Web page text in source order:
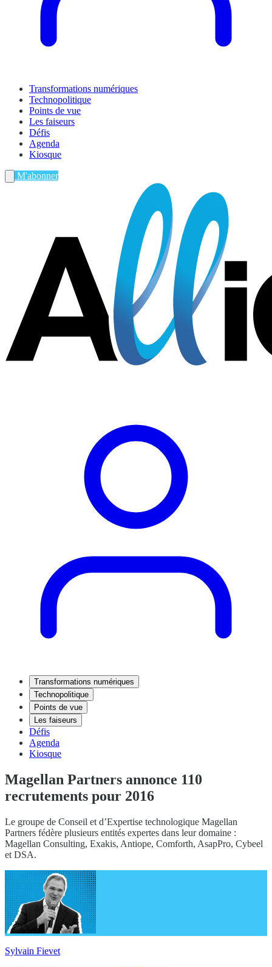
Transformations numériques
Technopolitique
Points de vue
Les faiseurs
Défis
Agenda
Kiosque
M'abonner
Transformations numériques
Technopolitique
Points de vue
Les faiseurs
Défis
Agenda
Kiosque
Magellan Partners annonce 110
recrutements pour 2016
Le groupe de Conseil et d’Expertise technologique Magellan
Partners fédère plusieurs entités expertes dans leur domaine :
Magellan Consulting, Exakis, Antiope, Comforth, AsapPro, Cybeel
et DSA.
Sylvain Fievet